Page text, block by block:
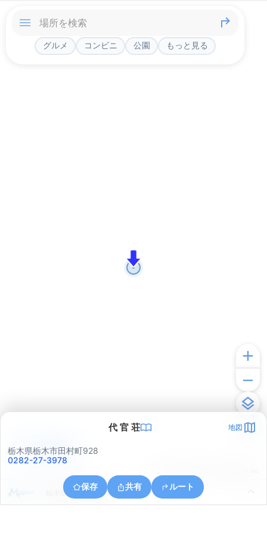
グルメ コンビニ 公園 もっと見る
代 官 荘 地図
栃木県栃木市田村町928
0282-27-3978
保存 共有 ルート
栃木県栃木市大宮町
アプリで見る